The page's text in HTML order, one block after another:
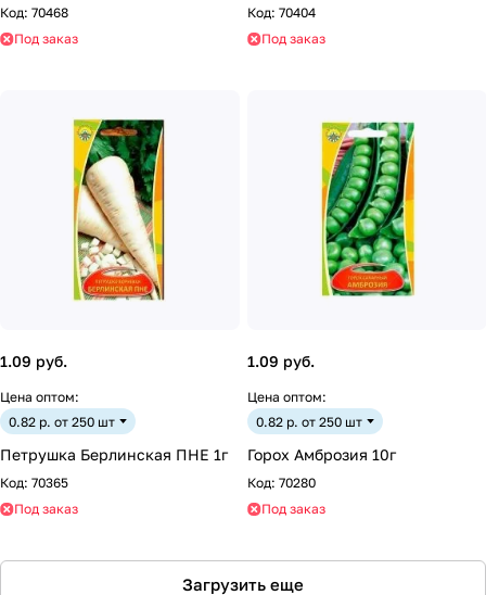
Код: 70468
Под заказ
Код: 70404
Под заказ
1.09 руб.
Цена оптом:
0.82 р. от 250 шт
Петрушка Берлинская ПНЕ 1г
Код: 70365
Под заказ
1.09 руб.
Цена оптом:
0.82 р. от 250 шт
Горох Амброзия 10г
Код: 70280
Под заказ
Загрузить еще